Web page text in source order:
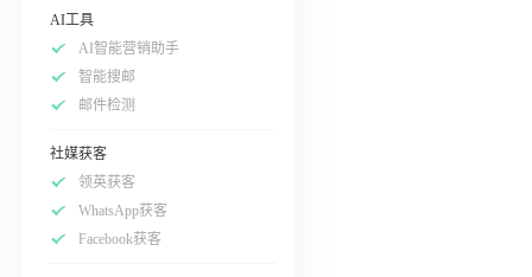
AI工具
AI智能营销助手
智能搜邮
邮件检测
社媒获客
领英获客
WhatsApp获客
Facebook获客